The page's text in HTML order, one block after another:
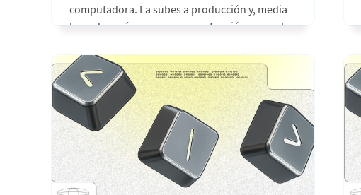
computadora. La subes a producción y, media
hora después, se rompe: una función esperaba
ahí desde el principio, pero JavaScript no tenía
forma de avisarte hasta que fue tarde. Ese es,
exactamente, el problema que
hace 14 días 6 min de lectura